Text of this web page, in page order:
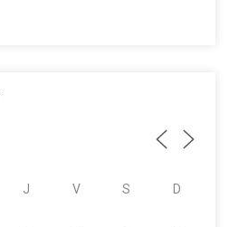
J V S D